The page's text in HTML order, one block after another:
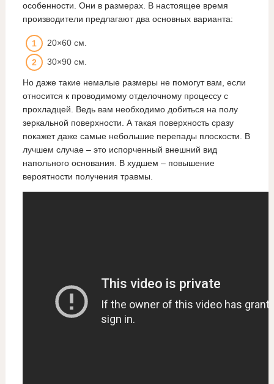
особенности. Они в размерах. В настоящее время
производители предлагают два основных варианта:
20×60 см.
30×90 см.
Но даже такие немалые размеры не помогут вам, если
относится к проводимому отделочному процессу с
прохладцей. Ведь вам необходимо добиться на полу
зеркальной поверхности. А такая поверхность сразу
покажет даже самые небольшие перепады плоскости. В
лучшем случае – это испорченный внешний вид
напольного основания. В худшем – повышение
вероятности получения травмы.